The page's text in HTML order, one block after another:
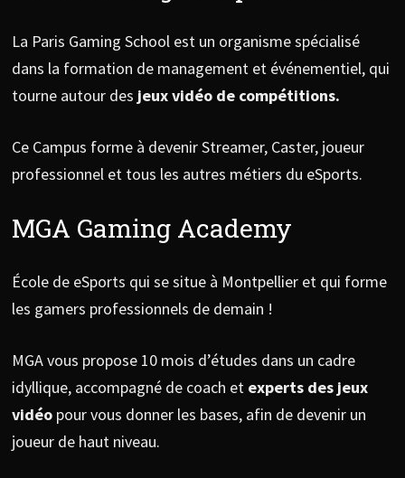
La Paris Gaming School est un organisme spécialisé
dans la formation de management et événementiel, qui
tourne autour des jeux vidéo de compétitions.
Ce Campus forme à devenir Streamer, Caster, joueur
professionnel et tous les autres métiers du eSports.
MGA Gaming Academy
École de eSports qui se situe à Montpellier et qui forme
les gamers professionnels de demain !
MGA vous propose 10 mois d’études dans un cadre
idyllique, accompagné de coach et experts des jeux
vidéopour vous donner les bases, afin de devenir un
joueur de haut niveau.